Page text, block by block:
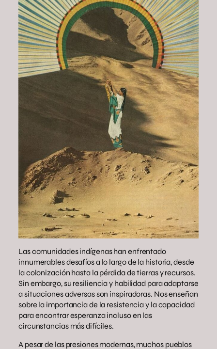
Las comunidades indígenas han enfrentado
innumerables desafíos a lo largo de la historia, desde
la colonización hasta la pérdida de tierras y recursos.
Sin embargo, su resiliencia y habilidad para adaptarse
a situaciones adversas son inspiradoras. Nos enseñan
sobre la importancia de la resistencia y la capacidad
para encontrar esperanza incluso en las
circunstancias más difíciles.
A pesar de las presiones modernas, muchos pueblos